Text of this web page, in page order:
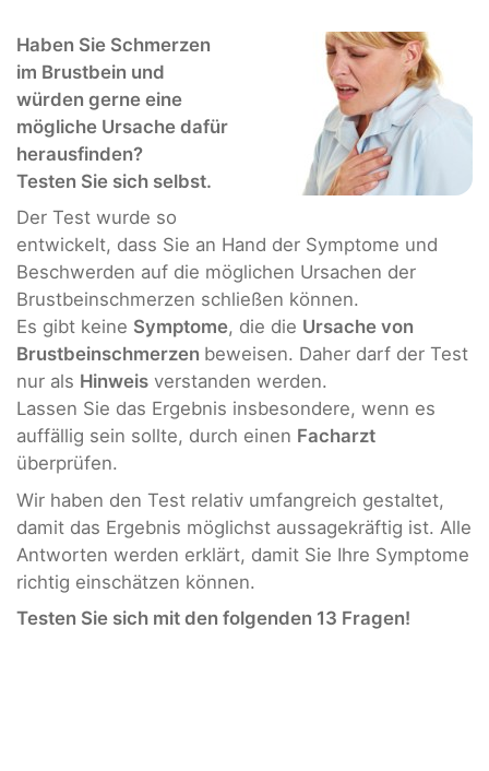
Haben Sie Schmerzen
im Brustbein und
würden gerne eine
mögliche Ursache dafür
herausfinden?
Testen Sie sich selbst.
Der Test wurde so
entwickelt, dass Sie an Hand der Symptome und
Beschwerden auf die möglichen Ursachen der
Brustbeinschmerzen schließen können.
Es gibt keine Symptome, die die Ursache von
Brustbeinschmerzen beweisen. Daher darf der Test
nur als Hinweis verstanden werden.
Lassen Sie das Ergebnis insbesondere, wenn es
auffällig sein sollte, durch einen Facharzt
überprüfen.
Wir haben den Test relativ umfangreich gestaltet,
damit das Ergebnis möglichst aussagekräftig ist. Alle
Antworten werden erklärt, damit Sie Ihre Symptome
richtig einschätzen können.
Testen Sie sich mit den folgenden 13 Fragen!